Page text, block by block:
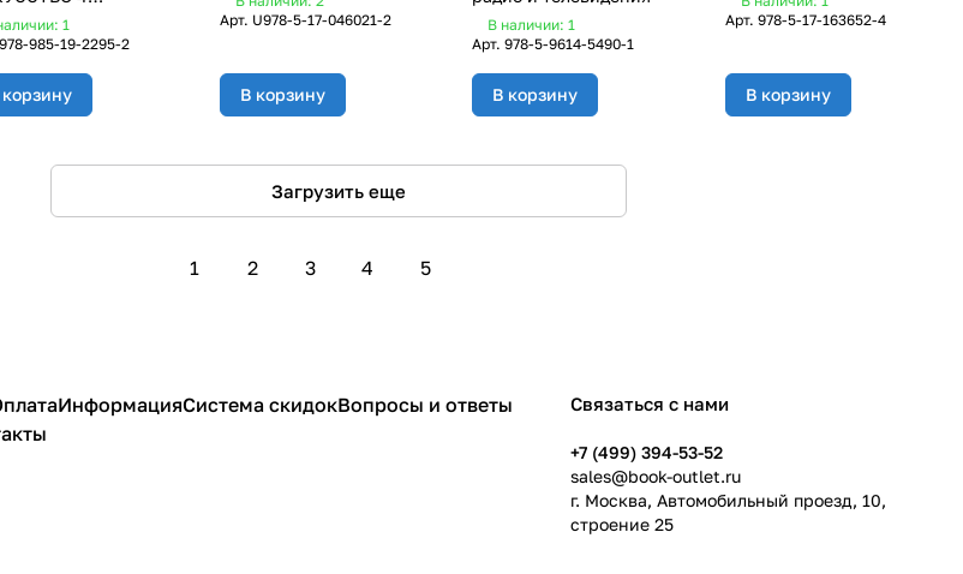
ЗАДАНИЙ
1
978-985-19-2295-2
Арт. U978-5-17-046021-2
В корзину
В наличии: 1
Арт.978-5-9614-5490-1
В корзину
Арт. 978-5-17-163652-4
В корзину
Загрузить еще
1 2 3 4 5
ИнформацияСистема скидокВопросы и ответы
Связаться с нами
+7 (499) 394-53-52
sales@book-outlet.ru
г. Москва, Автомобильный проезд, 10,
строение 25